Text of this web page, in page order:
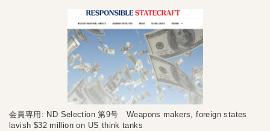
会員専用: ND Selection 第9号 Weapons makers, foreign states
lavish $32 million on US think tanks